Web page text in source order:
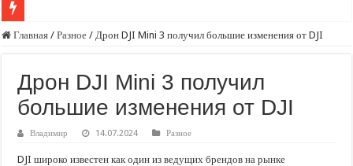
Плюс 6 процентных пунктов к аккуратности: РСА назвал регионы с самой
Страховое мошенничество на Кубани: тогда и сейчас, что изменилось?
Эксперт рассказал о самых распространенных ошибках при оформлении
Спрос на технологическую инфраструктуру в Москве превышает
С нового учебного года в 35 школах Кубани запустят проект
Главная / Разное / Дрон DJI Mini 3 получил большие изменения от DJI
Дрон DJI Mini 3 получил
большие изменения от DJI
Владимир 14.07.2024 Разное
DJI широко известен как один из ведущих брендов на рынке